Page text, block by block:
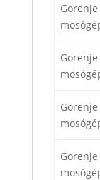
Gorenje
Gorenje
Gorenje
Gorenje